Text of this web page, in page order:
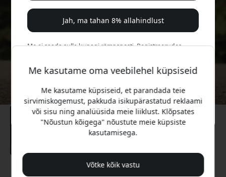
Me kasutame oma veebilehel küpsiseid
Me kasutame küpsiseid, et parandada teie
sirvimiskogemust, pakkuda isikupärastatud reklaami
või sisu ning analüüsida meie liiklust. Klõpsates
"Nõustun kõigega" nõustute meie küpsiste
kasutamisega.
Võtke kõik vastu
Jah, ma tahan 8% allahindlust
Me ei saada sulle kunagi rämpsposti. Registreerudes
sarjade ja eripakkumistega.
Ei, ma eelistaksin täishinda maksta.